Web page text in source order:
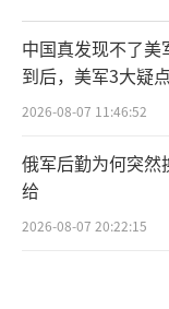
中国真发现不了美
到后，美军3大疑
如此
2026-08-07 11:46:52
俄军后勤为何突然
给
2026-08-07 20:22:15